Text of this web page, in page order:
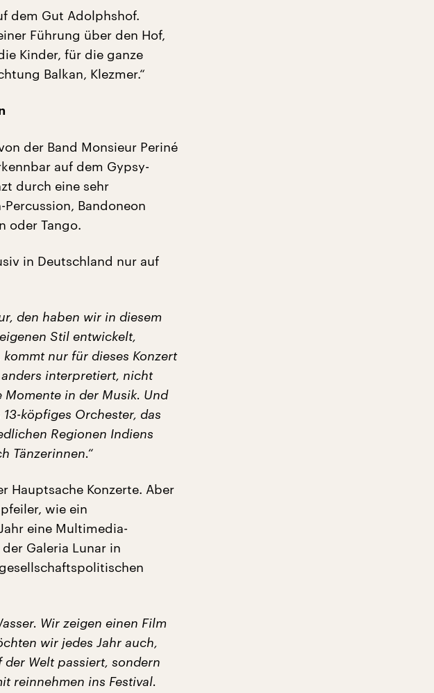
dem Gut Adolphshof.
Führung über den Hof,
Kinder, für die ganze
Balkan, Klezmer.“
der Band Monsieur Periné
auf dem Gypsy-
durch eine sehr
Bandoneon
oder Tango.
in Deutschland nur auf
den haben wir in diesem
Stil entwickelt,
nur für dieses Konzert
interpretiert, nicht
in der Musik. Und
köpfiges Orchester, das
Regionen Indiens
Tänzerinnen.“
Hauptsache Konzerte. Aber
wie ein
eine Multimedia-
Galeria Lunar in
Wir zeigen einen Film
wir jedes Jahr auch,
Welt passiert, sondern
reinnehmen ins Festival.